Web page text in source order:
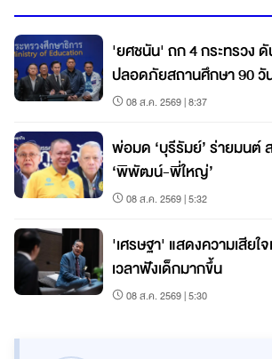
'ยศชนัน' ถก 4 กระทรวง
ปลอดภัยสถานศึกษา 90 วั
08 ส.ค. 2569 | 8:37
พ่อมด ‘บุรีรัมย์’ ร่ายมนต์
‘พิพัฒน์-พี่ใหญ่’
08 ส.ค. 2569 | 5:32
'เศรษฐา' แสดงความเสียใ
เวลาฟังเด็กมากขึ้น
08 ส.ค. 2569 | 5:30